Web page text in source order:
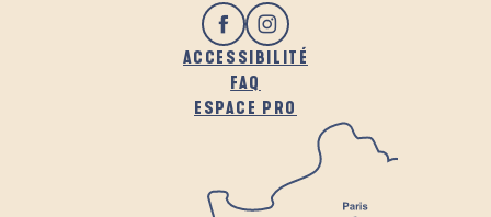
ACCESSIBILITÉ
FAQ
ESPACE PRO